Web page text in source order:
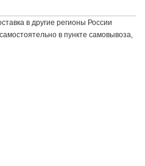
в другие регионы России
в пункте самовывоза,